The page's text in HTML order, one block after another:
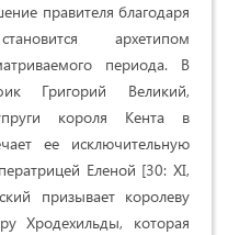
правителя благодаря
архетипом
периода. В
Григорий Великий,
короля Кента в
ее исключительную
Еленой [30: XI,
призывает королеву
Хродехильды, которая